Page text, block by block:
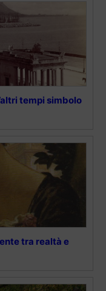
tempi simbolo
tra realtà e